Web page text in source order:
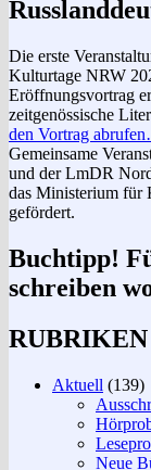
Die erste
Kulturtage NRW
Eröffnungsvortrag
zeitgenössische
den Vortrag
Gemeinsame
und der LmDR
das Ministerium für
gefördert.
Buchtipp!
schreiben
RUBRIKEN
Aktuell (139)
Neue